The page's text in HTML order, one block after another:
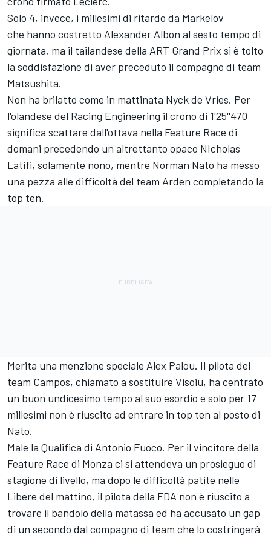
Solo 4, invece, i millesimi di ritardo da Markelov
che hanno costretto Alexander Albon al sesto tempo di
giornata, ma il tailandese della ART Grand Prix si è tolto
la soddisfazione di aver preceduto il compagno di team
Matsushita.
Non ha brilatto come in mattinata Nyck de Vries. Per
l'olandese del Racing Engineering il crono di 1'25''470
significa scattare dall'ottava nella Feature Race di
domani precedendo un altrettanto opaco NIcholas
Latifi, solamente nono, mentre Norman Nato ha messo
una pezza alle difficoltà del team Arden completando la
top ten.
Merita una menzione speciale Alex Palou. Il pilota del
team Campos, chiamato a sostituire Visoiu, ha centrato
un buon undicesimo tempo al suo esordio e solo per 17
millesimi non è riuscito ad entrare in top ten al posto di
Nato.
Male la Qualifica di Antonio Fuoco. Per il vincitore della
Feature Race di Monza ci si attendeva un prosieguo di
stagione di livello, ma dopo le difficoltà patite nelle
Libere del mattino, il pilota della FDA non è riuscito a
trovare il bandolo della matassa ed ha accusato un gap
di un secondo dal compagno di team che lo costringerà